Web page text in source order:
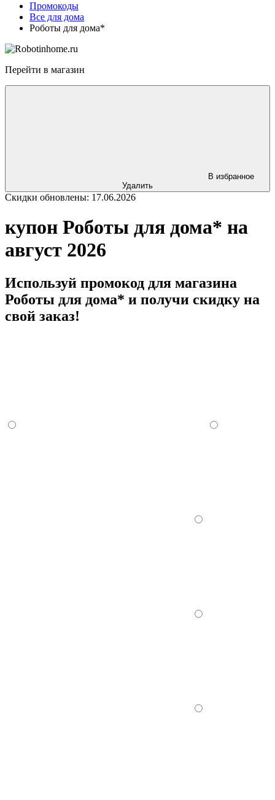
Промокоды
Все для дома
Роботы для дома*
Перейти в магазин
В избранное
Удалить
Скидки обновлены: 17.06.2026
купон Роботы для дома* на
август 2026
Используй промокод для магазина
Роботы для дома* и получи скидку на
свой заказ!